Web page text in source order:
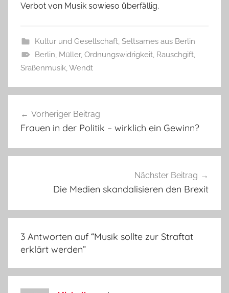
Verbot von Musik sowieso überfällig.
Kultur und Gesellschaft, Seltsames aus Berlin
Berlin, Müller, Ordnungswidrigkeit, Rauschgift,
Sraßenmusik,Wendt
Vorheriger Beitrag
Frauen in der Politik – wirklich ein Gewinn?
Nächster Beitrag
Die Medien skandalisieren den Brexit
3 Antworten auf “Musik sollte zur Straftat
erklärt werden”